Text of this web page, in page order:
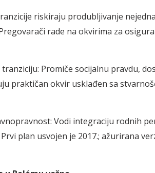
riskiraju produbljivanje
rade na okvirima za
Promiče socijalnu pravdu,
praktičan okvir usklađen sa
Vodi integraciju rodnih
plan usvojen je 2017.; ažurirana